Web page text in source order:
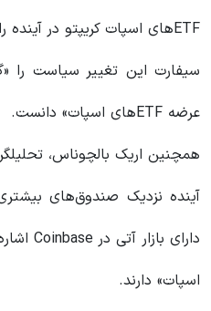
ETFهای اسپات کریپتو در آینده را کوتاه‌تر کند.
سیفارت این تغییر سیاست
عرضه ETFهای اسپات» دانست.
اسپات» دارند.